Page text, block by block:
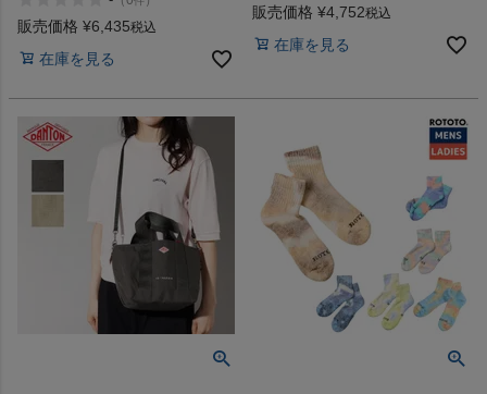
インフィット INFIT
サックス SAXX
オン On
スポーツマリオTOP
ベースボールマリオ（野球商品）
販売価格 ¥6,435税込
在庫を見る
販売価格 ¥4,752税込
在庫を見る